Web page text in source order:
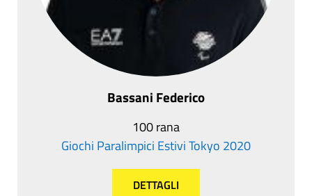
Bassani Federico
100 rana
Giochi Paralimpici Estivi Tokyo 2020
DETTAGLI